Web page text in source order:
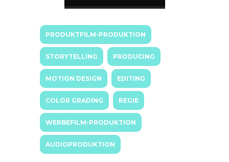
PRODUKTFILM-PRODUKTION
STORYTELLING PRODUCING
MOTION DESIGN EDITING
COLOR GRADING REGIE
WERBEFILM-PRODUKTION
AUDIOPRODUKTION